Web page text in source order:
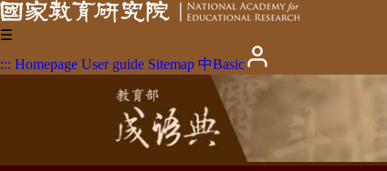
☰
::: Homepage User guide Sitemap 中Basic